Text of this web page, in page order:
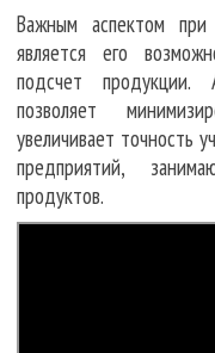
Важным аспектом
является его
подсчет продукции.
позволяет
увеличивает точность
предприятий,
продуктов.